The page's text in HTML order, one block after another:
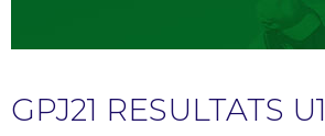
GPJ21 RESULTATS